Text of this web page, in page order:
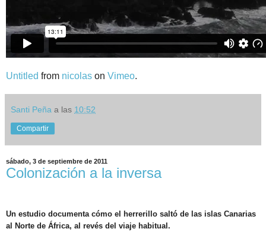
Untitled from nicolas on Vimeo.
Santi Peña a las 10:52
Compartir
sábado, 3 de septiembre de 2011
Colonización a la inversa
Un estudio documenta cómo el herrerillo saltó de las islas Canarias
al Norte de África, al revés del viaje habitual.